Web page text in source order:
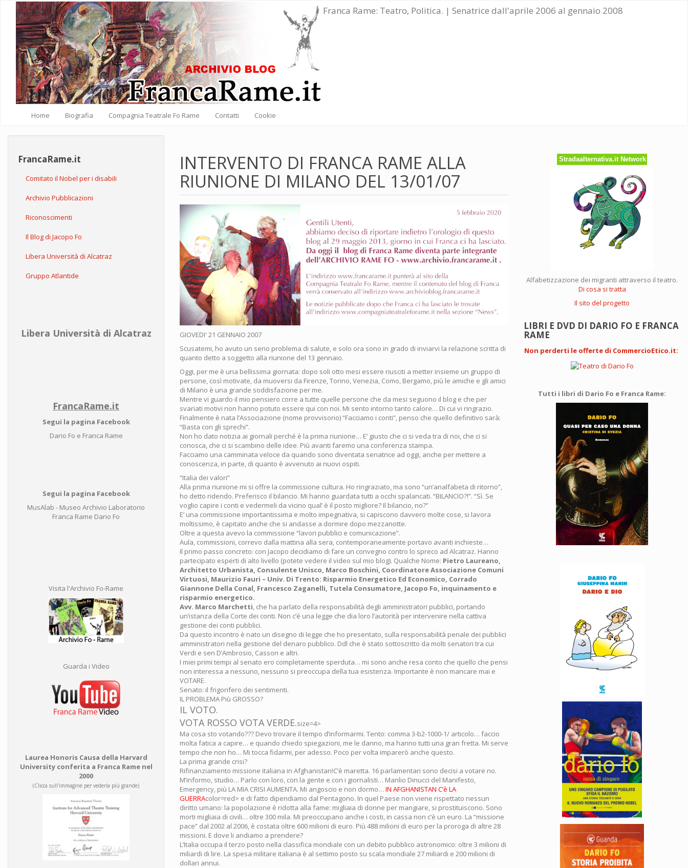
Salta al contenuto principale Franca Rame: Teatro, Politica. | Senatrice dall'aprile 2006 al gennaio 2008
Home Biografia Compagnia Teatrale Fo Rame Contatti Cookie
FrancaRame.it
Comitato il Nobel per i disabili
Archivio Pubblicazioni
Riconoscimenti
Il Blog di Jacopo Fo
Libera Università di Alcatraz
Gruppo Atlantide
Libera Università di Alcatraz
FrancaRame.it
Segui la pagina Facebook
Dario Fo e Franca Rame
Segui la pagina Facebook
MusAlab - Museo Archivio Laboratorio
Franca Rame Dario Fo
Visita l'Archivio Fo-Rame
Guarda i Video
Laurea Honoris Causa della Harvard
University conferita a Franca Rame nel
2000
(Clicca sull'immagine per vederla più grande)
INTERVENTO DI FRANCA RAME ALLA
RIUNIONE DI MILANO DEL 13/01/07
GIOVEDI' 21 GENNAIO 2007
Scusatemi, ho avuto un serio problema di salute, e solo ora sono in grado di inviarvi la relazione scritta di
quanto detto a soggetto alla riunione del 13 gennaio.
Oggi, per me è una bellissima giornata: dopo soli otto mesi essere riusciti a metter insieme un gruppo di
persone, così motivate, da muoversi da Firenze, Torino, Venezia, Como, Bergamo, più le amiche e gli amici
di Milano è una grande soddisfazione per me.
Mentre vi guardo il mio pensiero corre a tutte quelle persone che da mesi seguono il blog e che per
svariati motivi non hanno potuto essere qui con noi. Mi sento intorno tanto calore… Di cui vi ringrazio.
Finalmente è nata l’Associazione (nome provvisorio) “Facciamo i conti”, penso che quello definitivo sarà:
“Basta con gli sprechi”.
Non ho dato notizia ai giornali perché è la prima riunione… E’ giusto che ci si veda tra di noi, che ci si
conosca, che ci si scambino delle idee. Più avanti faremo una conferenza stampa.
Facciamo una camminata veloce da quando sono diventata senatrice ad oggi, anche per mettere a
conoscenza, in parte, di quanto è avvenuto ai nuovi ospiti.
“Italia dei valori”
Alla prima riunione mi si offre la commissione cultura. Ho ringraziato, ma sono “un’analfabeta di ritorno”,
ho detto ridendo. Preferisco il bilancio. Mi hanno guardata tutti a occhi spalancati. “BILANCIO?!”. “Sì. Se
voglio capire i conti e vedermeli da vicino qual’ è il posto migliore? Il bilancio, no?”
E’ una commissione importantissima e molto impegnativa, si capiscono davvero molte cose, si lavora
moltissimo, è capitato anche che si andasse a dormire dopo mezzanotte.
Oltre a questa avevo la commissione “lavori pubblici e comunicazione”.
Aula, commissioni, correvo dalla mattina alla sera, contemporaneamente portavo avanti inchieste…
Il primo passo concreto: con Jacopo decidiamo di fare un convegno contro lo spreco ad Alcatraz. Hanno
partecipato esperti di alto livello (potete vedere il video sul mio blog). Qualche Nome: Pietro Laureano,
Architetto Urbanista, Consulente Unisco, Marco Boschini, Coordinatore Associazione Comuni
Virtuosi, Maurizio Fauri – Univ. Di Trento: Risparmio Energetico Ed Economico, Corrado
Giannone Della Conal, Francesco Zaganelli, Tutela Consumatore, Jacopo Fo, inquinamento e
risparmio energetico.
Avv. Marco Marchetti, che ha parlato della responsabilità degli amministratori pubblici, portando
un’istanza della Corte dei conti. Non c’è una legge che dia loro l’autorità per intervenire nella cattiva
gestione dei conti pubblici.
Da questo incontro è nato un disegno di legge che ho presentato, sulla responsabilità penale dei pubblici
amministratori nella gestione del denaro pubblico. Ddl che è stato sottoscritto da molti senatori tra cui
Verdi e sen D’Ambrosio, Casson e altri.
I miei primi tempi al senato ero completamente sperduta… mi sono anche resa conto che quello che pensi
non interessa a nessuno, nessuno si preoccupa della tua esistenza. Importante è non mancare mai e
VOTARE.
Senato: il frigorifero dei sentimenti.
IL PROBLEMA Più GROSSO?
IL VOTO.
VOTA ROSSO VOTA VERDE.size=4>
Ma cosa sto votando??? Devo trovare il tempo d’informarmi. Tento: comma 3-b2-1000-1/ articolo… faccio
molta fatica a capire… e quando chiedo spiegazioni, me le danno, ma hanno tutti una gran fretta. Mi serve
tempo che non ho… Mi tocca fidarmi, per adesso. Poco per volta imparerò anche questo.
La prima grande crisi?
Rifinanziamento missione italiana in Afghanistan!C’è maretta. 16 parlamentari sono decisi a votare no.
M’informo, studio… Parlo con loro, con la gente e con i giornalisti… Manlio Dinucci del Manifesto,
Emergency, più LA MIA CRISI AUMENTA. Mi angoscio e non dormo… IN AFGHANISTAN C’è LA
GUERRAcolor=red> e di fatto dipendiamo dal Pentagono. In quel Paese non viene rispettato nessun
diritto umano: la popolazione è ridotta alla fame: migliaia di donne per mangiare, si prostituiscono. Sono
morti migliaia di civili… oltre 300 mila. Mi preoccupano anche i costi, in cassa non c’è un euro. La “missione
pace” dal 2002 al 2006, è costata oltre 600 milioni di euro. Più 488 milioni di euro per la proroga di altre 28
missioni. E dove li andiamo a prendere?
L’Italia occupa il terzo posto nella classifica mondiale con un debito pubblico astronomico: oltre 3 milioni di
miliardi di lire. La spesa militare italiana è al settimo posto su scala mondiale 27 miliardi e 200 milioni di
dollari annui.
Stradaalternativa.it Network
Alfabetizzazione dei migranti attraverso il teatro.
Di cosa si tratta
Il sito del progetto
LIBRI E DVD DI DARIO FO E FRANCA
RAME
Non perderti le offerte di CommercioEtico.it:
Tutti i libri di Dario Fo e Franca Rame: